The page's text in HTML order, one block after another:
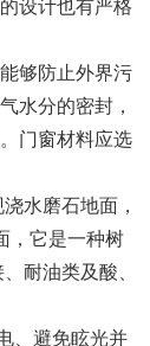
设计也有严格
够防止外界污
水分的密封，
门窗材料应选
水磨石地面，
，它是一种树
耐油类及酸、
、避免眩光并